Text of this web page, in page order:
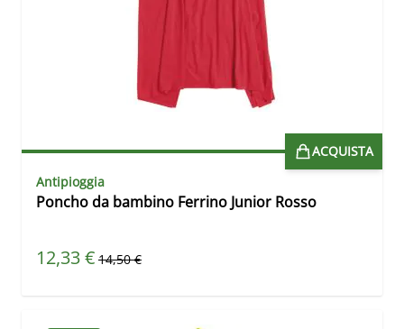
ACQUISTA
Antipioggia
Poncho da bambino Ferrino Junior Rosso
Prezzo speciale
12,33 € Prezzo predefinito
14,50 €